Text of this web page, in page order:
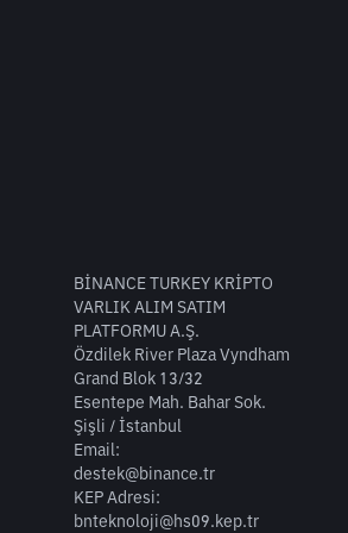
BİNANCE TURKEY KRİPTO
VARLIK ALIM SATIM
PLATFORMU A.Ş.
Özdilek River Plaza Vyndham
Grand Blok 13/32
Esentepe Mah. Bahar Sok.
Şişli / İstanbul
Email:
destek@binance.tr
KEP Adresi:
bnteknoloji@hs09.kep.tr